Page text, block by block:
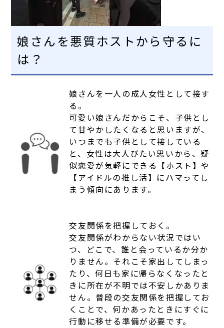
娘さんを悪質ホストから守るに
は？
娘さんを一人の成人女性として接す
る。
可愛い娘さんだからこそ、子供とし
て甘やかしたくなると思いますが、
いつまでも子供として接している
と、女性は大人びたい思いから、疑
似恋愛が気軽にできる【ホスト】や
【アイドルの推し活】にハマってし
まう傾向にあります。
交友関係を把握しておく。
交友関係がわからない状況ではい
つ、どこで、誰と会っているか分か
りません。それこそ家出してしまっ
たり、何日も家に帰らなくなったと
きに所在が不明では不安しかありま
せん。普段の交友関係を把握してお
くことで、何かあったときにすぐに
行動に移せる準備が必要です。